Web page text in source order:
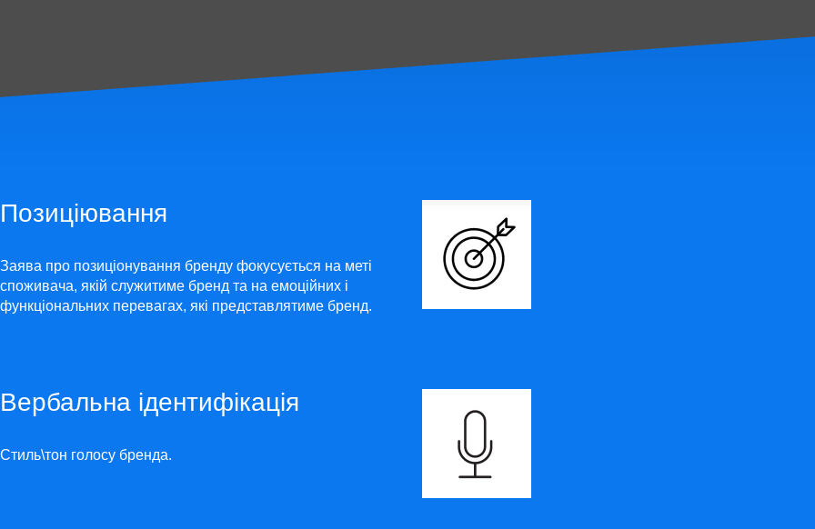
Позиціювання
Заява про позиціонування бренду фокусується на меті
споживача, якій служитиме бренд та на емоційних і
функціональних перевагах, які представлятиме бренд.
Вербальна ідентифікація
Стиль\тон голосу бренда.